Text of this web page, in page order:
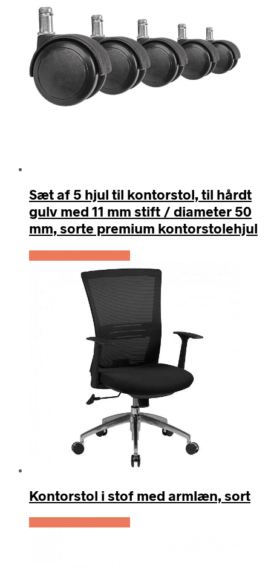
Sæt af 5 hjul til kontorstol, til hårdt
gulv med 11 mm stift / diameter 50
mm, sorte premium kontorstolehjul
Kontorstol i stof med armlæn, sort